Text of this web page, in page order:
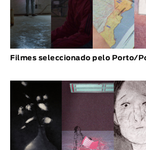
Filmes seleccionado pelo Porto/